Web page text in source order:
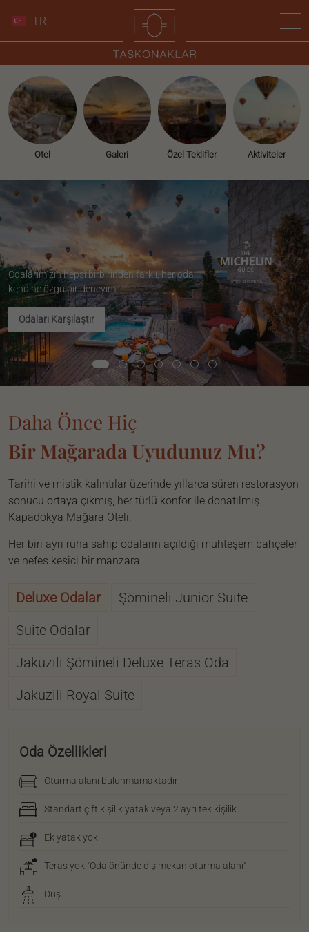
TR
Otel Galeri Özel Teklifler Aktiviteler
Odalarımızın hepsi birbirinden farklı, her oda
kendine özgü bir deneyim.
Odaları Karşılaştır
Daha Önce Hiç
Bir Mağarada Uyudunuz Mu?
Tarihi ve mistik kalıntılar üzerinde yıllarca süren restorasyon
sonucu ortaya çıkmış, her türlü konfor ile donatılmış
Kapadokya Mağara Oteli.
Her biri ayrı ruha sahip odaların açıldığı muhteşem bahçeler
ve nefes kesici bir manzara.
Deluxe Odalar
Şömineli Junior Suite
Suite Odalar
Jakuzili Şömineli Deluxe Teras Oda
Jakuzili Royal Suite
Oda Özellikleri
Oturma alanı bulunmamaktadır
Standart çift kişilik yatak veya 2 ayrı tek kişilik
Ek yatak yok
Teras yok "Oda önünde dış mekan oturma alanı"
Duş